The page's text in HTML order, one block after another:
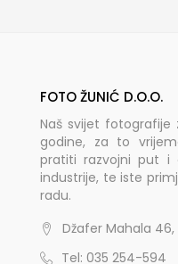
FOTO ŽUNIĆ D.O.O.
Naš svijet fotografije
godine, za to
pratiti razvojni put i
industrije, te iste
radu.
Džafer Mahala
Tel: 035 254-594